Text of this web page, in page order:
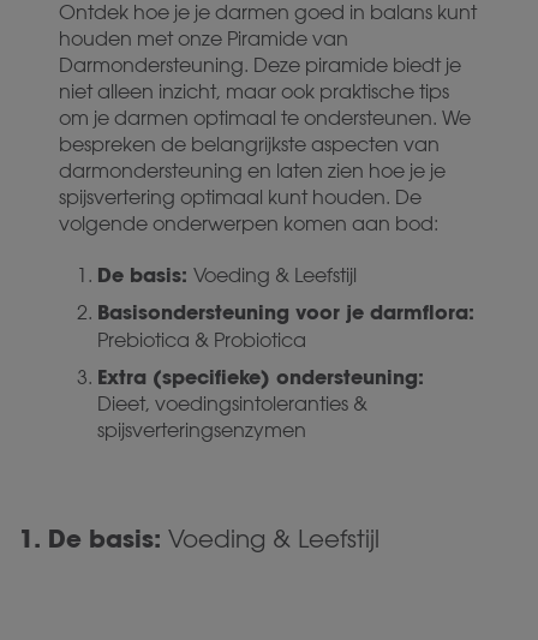
Ontdek hoe je je darmen goed in balans kunt
houden met onze Piramide van
Darmondersteuning. Deze piramide biedt je
niet alleen inzicht, maar ook praktische tips
om je darmen optimaal te ondersteunen. We
bespreken de belangrijkste aspecten van
darmondersteuning en laten zien hoe je je
spijsvertering optimaal kunt houden. De
volgende onderwerpen komen aan bod:
De basis:Voeding & Leefstijl
Basisondersteuning voor je darmflora:
Prebiotica & Probiotica
Extra (specifieke) ondersteuning:
Dieet, voedingsintoleranties &
spijsverteringsenzymen
1. De basis: Voeding & Leefstijl